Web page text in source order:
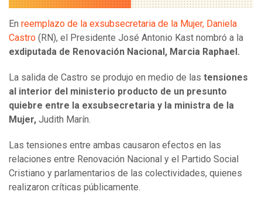
En reemplazo de la exsubsecretaria de la Mujer, Daniela
Castro (RN), el Presidente José Antonio Kast nombró a la
exdiputada de Renovación Nacional, Marcia Raphael.
La salida de Castro se produjo en medio de las tensiones
al interior del ministerio producto de un presunto
quiebre entre la exsubsecretaria y la ministra de la
Mujer, Judith Marín.
Las tensiones entre ambas causaron efectos en las
relaciones entre Renovación Nacional y el Partido Social
Cristiano y parlamentarios de las colectividades, quienes
realizaron críticas públicamente.